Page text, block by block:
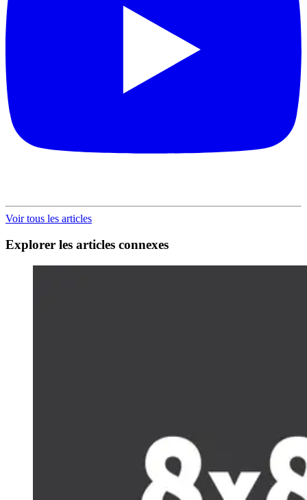
Voir tous les articles
Explorer les articles connexes